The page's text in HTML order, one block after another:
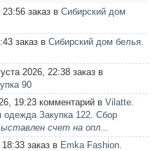
заказ в Сибирский дом
заказ в Сибирский дом белья.
2026, 22:38 заказ в
90
19:23 комментарий в Vilatte.
Закупка 122. Сбор
счет на опл...
заказ в Emka Fashion.